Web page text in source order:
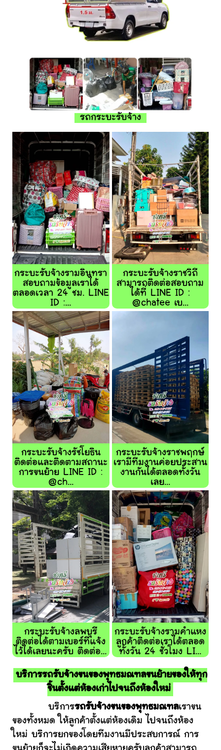
รถกระบะรับจ้าง
กระบะรับจ้างรามอินทรา
สอบถามข้อมูลเราได้
ตลอดเวลา 24 ชม. LINE
ID :...
กระบะรับจ้างราชวิถี
สามารถติดต่อสอบถาม
ได้ที่ LINE ID :
@chatee เบ...
กระบะรับจ้างรัชโยธิน
ติดต่อและติดตามสถานะ
การขนย้าย LINE ID :
@ch...
กระบะรับจ้างราชพฤกษ์
เรามีทีมงานค่อยประสาน
งานกันได้ตลอดทั้งวัน
เลย...
กระบะรับจ้างลพบุรี
ติดต่อได้ตามเบอร์ที่แจ้ง
ไว้ได้เลยนะครับ ติดต่อ...
กระบะรับจ้างรามคำแหง
ลูกค้าติดต่อเราได้ตลอด
ทั้งวัน 24 ชั่วโมง LI...
บริการรถรับจ้างขนของพุทธมณฑลขนย้ายของให้ทุก
ชิ้นตั้งแต่ห้องเก่าไปจนถึงห้องใหม่
บริการรถรับจ้างขนของพุทธมณฑลเราขน
ของทั้งหมด ให้ลูกค้าตั้งแต่ห้องเดิม ไปจนถึงห้อง
ใหม่ บริการยกของโดยทีมงานมีประสบการณ์ การ